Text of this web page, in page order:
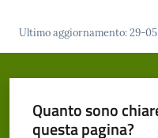
Servizi
Vivere
Pieve
Ultimo aggiornamento:29-
Quanto sono
questa pagina?